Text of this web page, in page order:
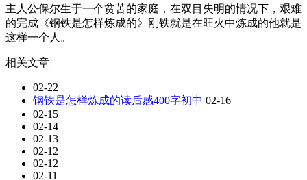
主人公保尔生于一个贫苦的家庭，在双目失明的情况下，艰难
的完成《钢铁是怎样炼成的》刚铁就是在旺火中炼成的他就是
这样一个人。
相关文章
02-22
钢铁是怎样炼成的读后感400字初中 02-16
02-15
02-14
02-13
02-12
02-12
02-11